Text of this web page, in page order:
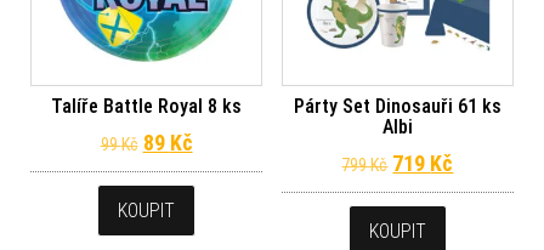
Talíře Battle Royal 8 ks
99Kč Původní cena byla: 99 Kč.
89 KčAktuální cena je: 89 Kč.
KOUPIT
Párty Set Dinosauři 61 ks
Albi
799Kč Původní cena
719 Kč
KOUPIT